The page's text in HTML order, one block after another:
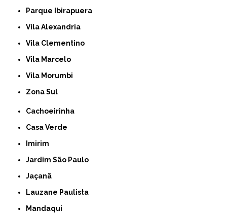
Parque Ibirapuera
Vila Alexandria
Vila Clementino
Vila Marcelo
Vila Morumbi
Zona Sul
Cachoeirinha
Casa Verde
Imirim
Jardim São Paulo
Jaçanã
Lauzane Paulista
Mandaqui